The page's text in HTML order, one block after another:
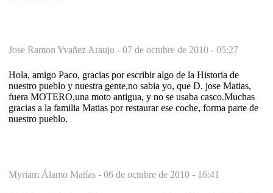
Jose Ramon Yvañez Araujo - 07 de octubre de 2010 - 05:27
Hola, amigo Paco, gracias por escribir algo de la Historia de
nuestro pueblo y nuestra gente,no sabia yo, que D. jose Matias,
fuera MOTERO,una moto antigua, y no se usaba casco.Muchas
gracias a la familia Matias por restaurar ese coche, forma parte de
nuestro pueblo.
Myriam Álamo Matías - 06 de octubre de 2010 - 16:41